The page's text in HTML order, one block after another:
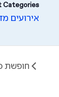
Categories:
אירועים
חופשת פסח